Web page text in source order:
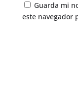
Guarda mi
este navegador